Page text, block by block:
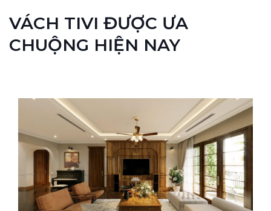
VÁCH TIVI ĐƯỢC ƯA
CHUỘNG HIỆN NAY